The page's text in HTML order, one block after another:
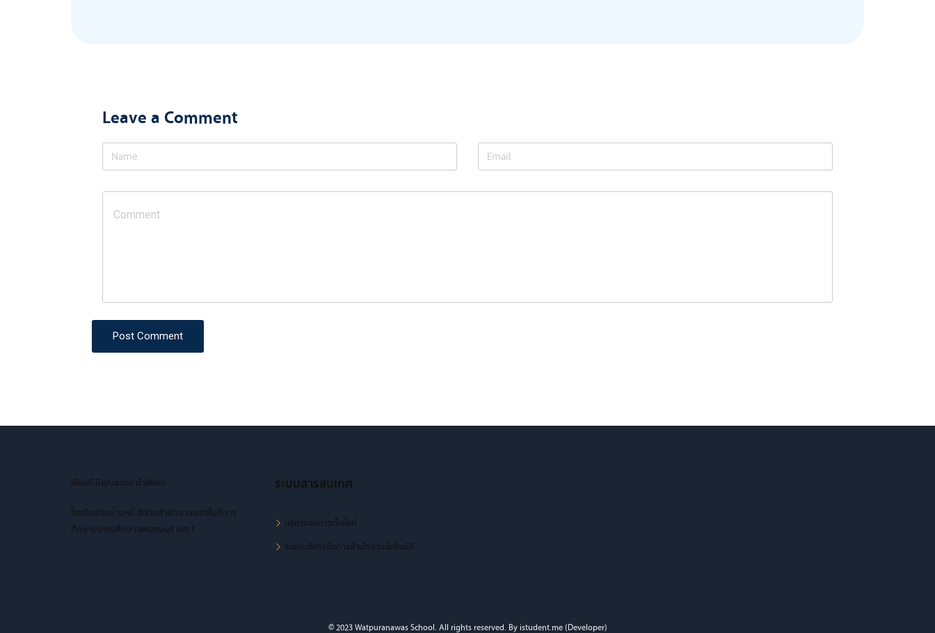
Leave a Comment
Post Comment
เรียนดี มีคุณธรรม นำสังคม
โรงเรียนวัดบ้านหมี่ สังกัดสำนักงานเขตพื้นที่การ
ศึกษาประถมศึกษาสุพรรณบุรี เขต 1
ระบบสารสนเทศ
บริหารจัดการเว็บไซต์
ระบบบริหารจัดการสำนักงานอัตโนมัติ
© 2023 Watpuranawas School. All rights reserved. By istudent.me (Developer)